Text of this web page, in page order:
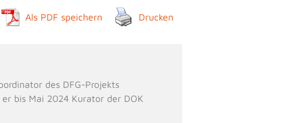
Als PDF speichern Drucken
des DFG-Projekts
bis Mai 2024 Kurator der DOK